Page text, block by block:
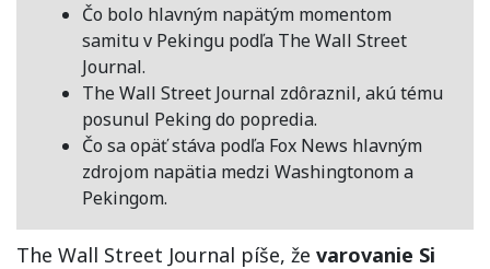
Čo bolo hlavným napätým momentom
samitu v Pekingu podľa The Wall Street
Journal.
The Wall Street Journal zdôraznil, akú tému
posunul Peking do popredia.
Čo sa opäť stáva podľa Fox News hlavným
zdrojom napätia medzi Washingtonom a
Pekingom.
The Wall Street Journal píše, že varovanie Si